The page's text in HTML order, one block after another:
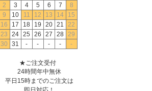
2
3 4 5 6 7
8
9
10 11 12 13 14
15
16
17 18 19 20 21
22
23
24 25 26 27 28 29
30
31 - - - - -
★ご注文受付
24時間年中無休
平日15時までのご注文は